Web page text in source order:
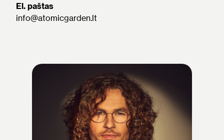
El. paštas
info@atomicgarden.lt